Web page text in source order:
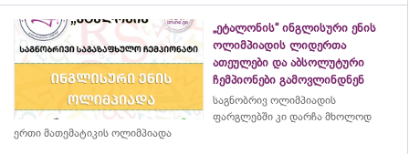
„ეტალონის“ ინგლისური ენის
ოლიმპიადის ლიდერთა
ათეულები და აბსოლუტური
ჩემპიონები გამოვლინდნენ
საგნობრივ ოლიმპიადის
ფარგლებში კი დარჩა მხოლოდ
ერთი მათემატიკის ოლიმპიადა